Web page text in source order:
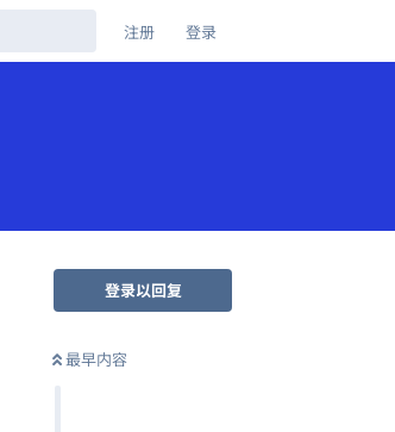
注册 登录
登录以回复
最早内容